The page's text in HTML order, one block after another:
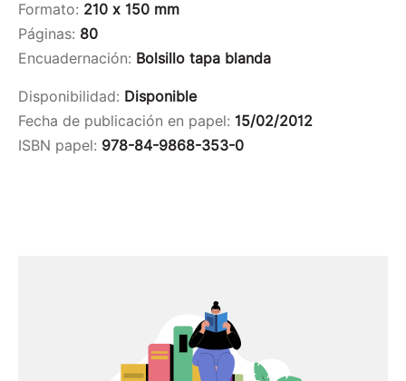
Formato: 210 x 150 mm
Páginas: 80
Encuadernación: Bolsillo tapa blanda
Disponibilidad: Disponible
Fecha de publicación en papel: 15/02/2012
ISBN papel: 978-84-9868-353-0